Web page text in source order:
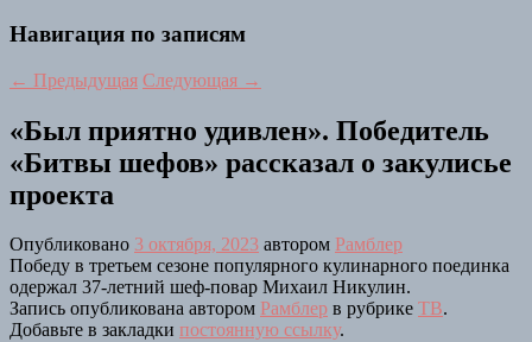
Навигация по записям
← Предыдущая Следующая →
«Был приятно удивлен». Победитель
«Битвы шефов» рассказал о закулисье
проекта
Опубликовано 3 октября, 2023 автором Рамблер
Победу в третьем сезоне популярного кулинарного поединка
одержал 37-летний шеф-повар Михаил Никулин.
Запись опубликована автором Рамблер в рубрике ТВ.
Добавьте в закладки постоянную ссылку.